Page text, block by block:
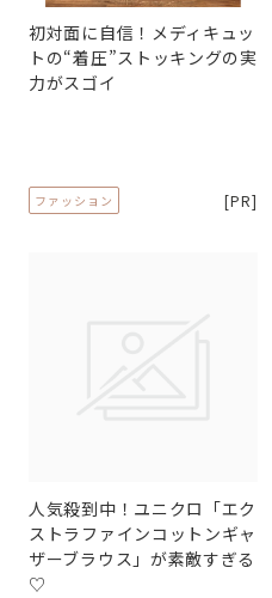
初対面に自信！メディキュッ
トの“着圧”ストッキングの実
力がスゴイ
ファッション [PR]
人気殺到中！ユニクロ「エク
ストラファインコットンギャ
ザーブラウス」が素敵すぎる
♡